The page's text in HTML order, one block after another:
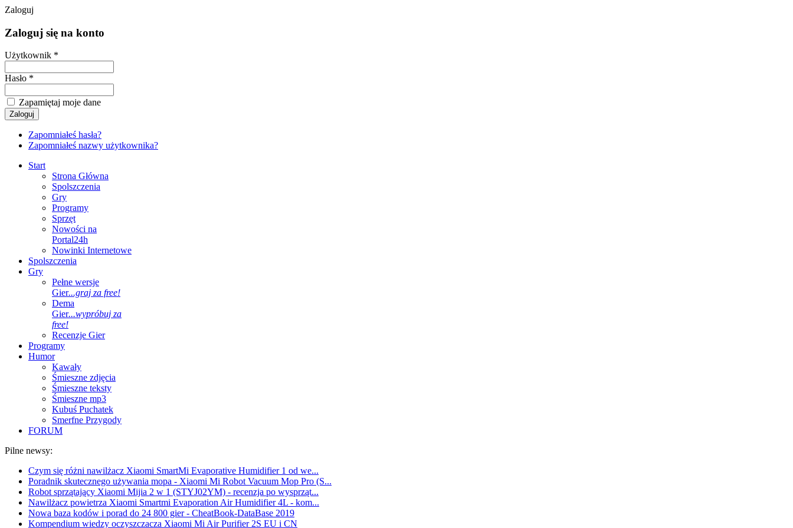
Zaloguj
Zaloguj się na konto
Użytkownik *
Hasło *
Zapamiętaj moje dane
Zapomniałeś hasła?
Zapomniałeś nazwy użytkownika?
Start
Strona Główna
Spolszczenia
Gry
Programy
Sprzęt
Nowości na
Portal24h
Nowinki Internetowe
Spolszczenia
Gry
Pełne wersje
Gier...graj za free!
Dema
Gier...wypróbuj za
free!
Recenzje Gier
Programy
Humor
Kawały
Śmieszne zdjęcia
Śmieszne teksty
Śmieszne mp3
Kubuś Puchatek
Smerfne Przygody
FORUM
Pilne newsy:
Czym się różni nawilżacz Xiaomi SmartMi Evaporative Humidifier 1 od we...
Poradnik skutecznego używania mopa - Xiaomi Mi Robot Vacuum Mop Pro (S...
Robot sprzątający Xiaomi Mijia 2 w 1 (STYJ02YM) - recenzja po wysprząt...
Nawilżacz powietrza Xiaomi Smartmi Evaporation Air Humidifier 4L - kom...
Nowa baza kodów i porad do 24 800 gier - CheatBook-DataBase 2019
Kompendium wiedzy oczyszczacza Xiaomi Mi Air Purifier 2S EU i CN